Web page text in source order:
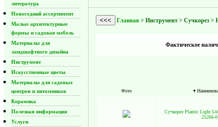
литература
Новогодний ассортимент
Малые архитектурные
формы и садовая мебель
Материалы для
ландшафтного дизайна
Инструмент
Искусственные цветы
Материалы для садовых
центров и питомников
Керамика
Полезная информация
Услуги
<<< Главная > Инструмент > Сучкорез >
Фактическое
Фото
Сучкорез Plantic Light
25266-